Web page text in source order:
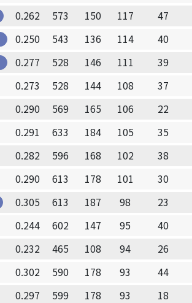
0.262 573 150 117 47
0.250 543 136 114 40
0.277 528 146 111 39
0.273 528 144 108 37
0.290 569 165 106 22
0.291 633 184 105 35
0.282 596 168 102 38
0.290 613 178 101 30
0.305 613 187 98 23
0.244 602 147 95 40
0.232 465 108 94 26
0.302 590 178 93 44
0.297 599 178 93 18